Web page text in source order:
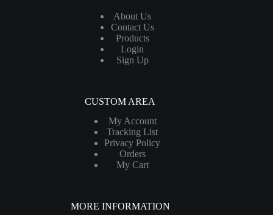
About Us
Contact Us
Products
Login
Sign Up
CUSTOM AREA
My Account
Tracking List
Privacy Policy
Orders
My Cart
MORE INFORMATION